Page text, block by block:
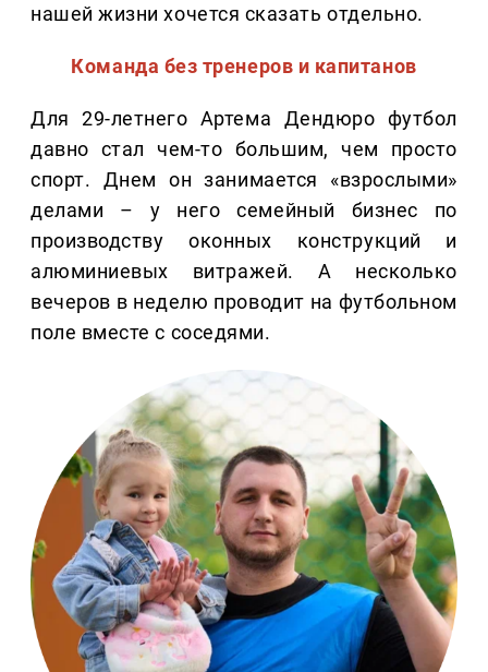
нашей жизни хочется сказать отдельно.
Команда без тренеров и капитанов
Для 29-летнего Артема Дендюро футбол
давно стал чем-то большим, чем просто
спорт. Днем он занимается «взрослыми»
делами – у него семейный бизнес по
производству оконных конструкций и
алюминиевых витражей. А несколько
вечеров в неделю проводит на футбольном
поле вместе с соседями.